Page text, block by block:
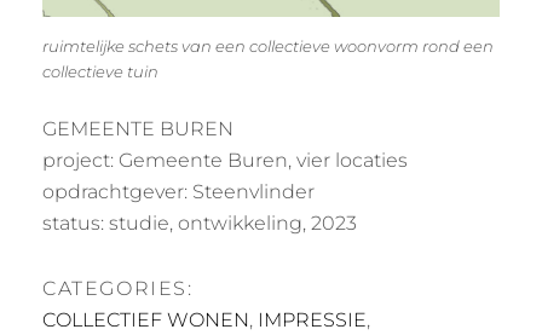
ruimtelijke schets van een collectieve woonvorm rond een
collectieve tuin
GEMEENTE BUREN
project: Gemeente Buren, vier locaties
opdrachtgever: Steenvlinder
status: studie, ontwikkeling, 2023
CATEGORIES:
COLLECTIEF WONEN, IMPRESSIE,